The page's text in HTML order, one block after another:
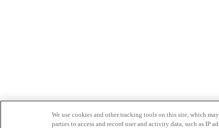
We use cookies and other tracking tools on this site, which
parties to access and record user and activity data, such as IP